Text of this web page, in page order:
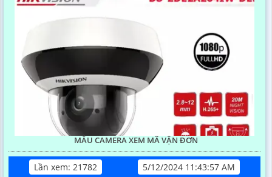
MẪU CAMERA XEM MÃ VẬN ĐƠN
Lần xem: 21782
5/12/2024 11:43:57 AM